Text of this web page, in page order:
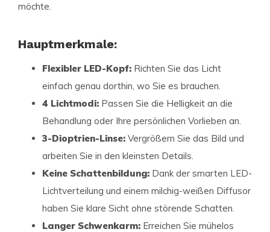
möchte.
Hauptmerkmale:
Flexibler LED-Kopf: Richten Sie das Licht
einfach genau dorthin, wo Sie es brauchen.
4 Lichtmodi: Passen Sie die Helligkeit an die
Behandlung oder Ihre persönlichen Vorlieben an.
3-Dioptrien-Linse: Vergrößern Sie das Bild und
arbeiten Sie in den kleinsten Details.
Keine Schattenbildung: Dank der smarten LED-
Lichtverteilung und einem milchig-weißen Diffusor
haben Sie klare Sicht ohne störende Schatten.
Langer Schwenkarm: Erreichen Sie mühelos